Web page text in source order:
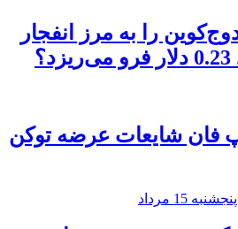
را به مرز انفجار
فان شایعات عرضه توکن